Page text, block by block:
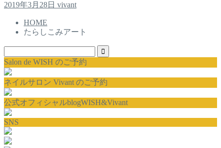
2019年3月28日 vivant
HOME
たらしこみアート
Salon de WISH のご予約
ネイルサロン Vivant のご予約
公式オフィシャルblogWISH&Vivant
SNS